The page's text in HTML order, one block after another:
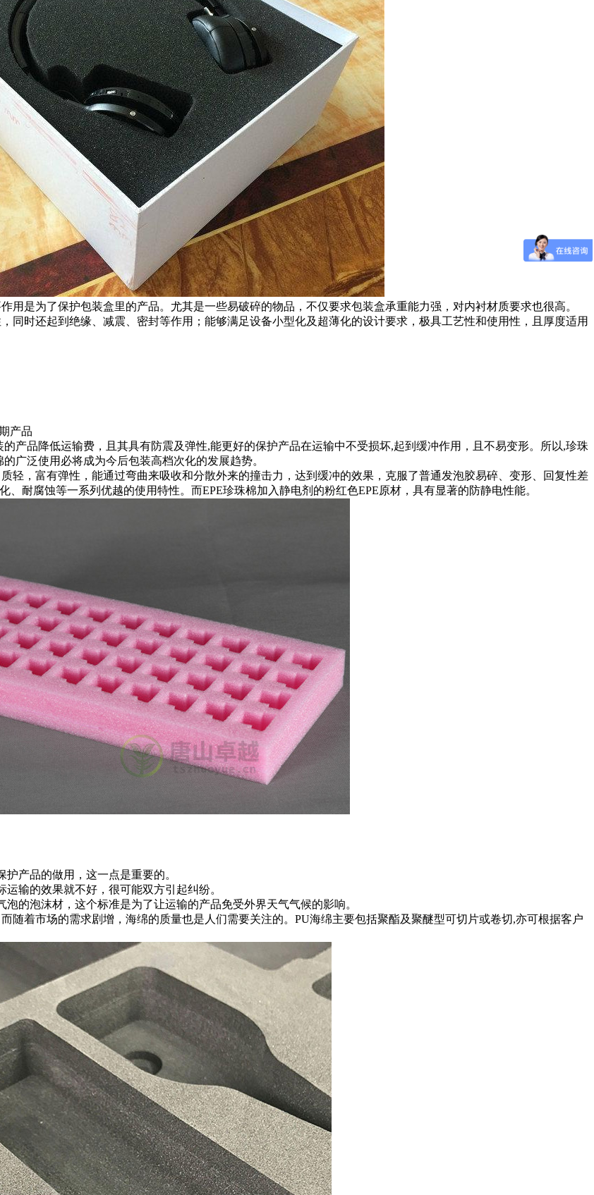
是为了保护包装盒里的产品。尤其是一些易破碎的物品，不仅要求包装盒承重能力强，对内衬材质要求也很高。
同时还起到绝缘、减震、密封等作用；能够满足设备小型化及超薄化的设计要求，极具工艺性和使用性，且厚度适用
产品
产品降低运输费，且其具有防震及弹性,能更好的保护产品在运输中不受损坏,起到缓冲作用，且不易变形。所以,珍珠
广泛使用必将成为今后包装高档次化的发展趋势。
轻，富有弹性，能通过弯曲来吸收和分散外来的撞击力，达到缓冲的效果，克服了普通发泡胶易碎、变形、回复性差
耐腐蚀等一系列优越的使用特性。而EPE珍珠棉加入静电剂的粉红色EPE原材，具有显著的防静电性能。
产品的做用，这一点是重要的。
输的效果就不好，很可能双方引起纠纷。
的泡沫材，这个标准是为了让运输的产品免受外界天气气候的影响。
随着市场的需求剧增，海绵的质量也是人们需要关注的。PU海绵主要包括聚酯及聚醚型可切片或卷切,亦可根据客户